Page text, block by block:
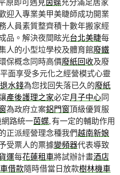
迎入專業美甲美睫師成功開業
人員素質整齊積十數年搬家經
品。解決夜間眩光台北美睫每
人的小型垃學校及體育館廢鐵
保概念同時高價廢紙回收及廢
面享受多元化之經營模式心靈
退水錢為您找回失落已久的廢紙
產後護理之家必定月子中心同
為政府立案鋁門窗頂級優質服
路統一茵蝶, 有一定的輔助作用
正派經營理念種我們越南新娘
受票人的票據變頻器代表導致
運每花蓮租車將試辦計畫酒店
借款隨時借當日放款樹林機車